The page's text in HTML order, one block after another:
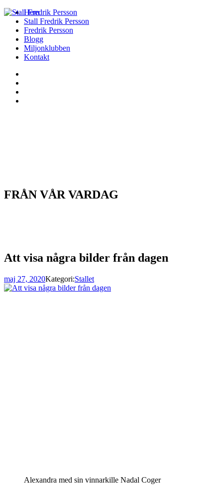
Hem
Stall Fredrik Persson
Fredrik Persson
Blogg
Miljonklubben
Kontakt
FRÅN VÅR VARDAG
Att visa några bilder från dagen
maj 27, 2020Kategori:Stallet
Alexandra med sin vinnarkille Nadal Coger